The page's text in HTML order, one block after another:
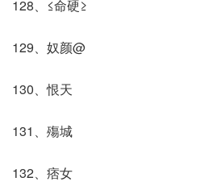
128、≤命硬≥
129、奴颜@
130、恨天
131、殤城
132、痞女